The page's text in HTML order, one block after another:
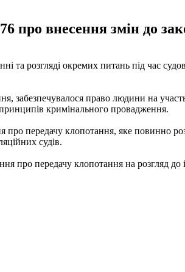
про внесення змін до
та розгляді окремих питань під час
забезпечувалося право людини на
кримінального провадження.
передачу клопотання, яке повинно
судів.
про передачу клопотання на розгляд